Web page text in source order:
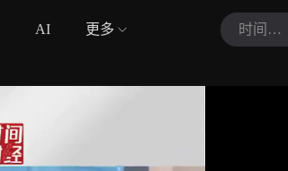
AI 更多 时间财经